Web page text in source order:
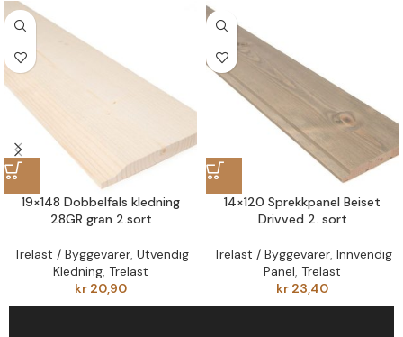
19×148 Dobbelfals kledning
28GR gran 2.sort
Trelast / Byggevarer, Utvendig
Kledning, Trelast
kr 20,90
14×120 Sprekkpanel Beiset
Drivved 2. sort
Trelast / Byggevarer, Innvendig
Panel, Trelast
kr 23,40